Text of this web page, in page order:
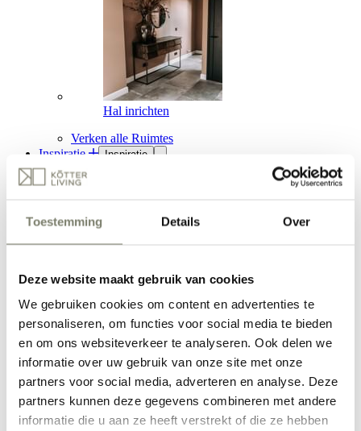
Toestemming Details Over
Deze website maakt gebruik van cookies
We gebruiken cookies om content en advertenties te
personaliseren, om functies voor social media te bieden
en om ons websiteverkeer te analyseren. Ook delen we
informatie over uw gebruik van onze site met onze
partners voor social media, adverteren en analyse. Deze
partners kunnen deze gegevens combineren met andere
informatie die u aan ze heeft verstrekt of die ze hebben
Hal inrichten
Verken alle Ruimtes
Inspiratie
Inspiratie
Inspiratie
Woonstijlen
Woonstijlen
Japandi interieur
Hotel chic
Clean & Soft
Stijlvol wonen
Ethno interieur
Verken alle Woonstijlen
Binnenkijkers
Binnenkijkers